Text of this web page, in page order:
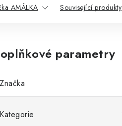
AMÁLKA Související produkty
parametry
Značka
Kategorie